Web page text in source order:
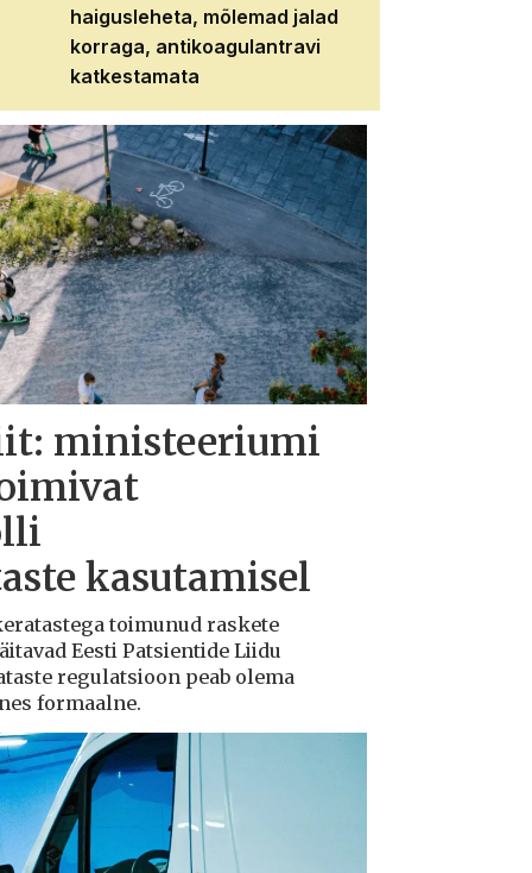
haigusleheta, mõlemad jalad
korraga, antikoagulantravi
katkestamata
ministeeriumi
kasutamisel
toimunud raskete
Eesti Patsientide Liidu
regulatsioon peab olema
formaalne.